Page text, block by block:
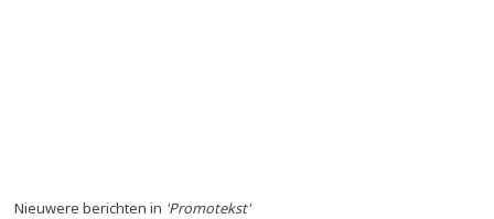
Nieuwere berichten in 'Promotekst'